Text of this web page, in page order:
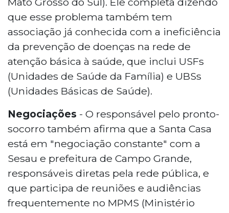
que esse problema também tem
associação já conhecida com a ineficiência
da prevenção de doenças na rede de
atenção básica à saúde, que inclui USFs
(Unidades de Saúde da Família) e UBSs
(Unidades Básicas de Saúde).
Negociações - O responsável pelo pronto-
socorro também afirma que a Santa Casa
está em "negociação constante" com a
Sesau e prefeitura de Campo Grande,
responsáveis diretas pela rede pública, e
que participa de reuniões e audiências
frequentemente no MPMS (Ministério